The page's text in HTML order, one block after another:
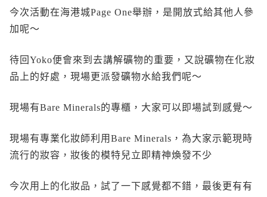
今次活動在海港城Page One舉辦，是開放式給其他人參
加呢～
待回Yoko便會來到去講解礦物的重要，又說礦物在化妝
品上的好處，現場更派發礦物水給我們呢～
現場有Bare Minerals的專櫃，大家可以即場試到感覺～
現場有專業化妝師利用Bare Minerals，為大家示範現時
流行的妝容，妝後的模特兒立即精神煥發不少
今次用上的化妝品，試了一下感覺都不錯，最後更有有